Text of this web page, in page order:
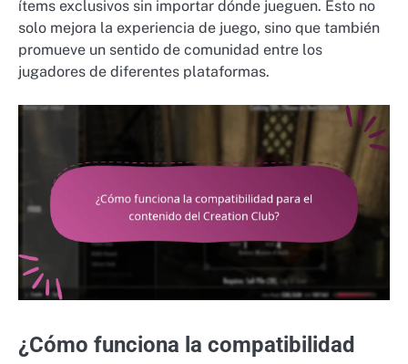
ítems exclusivos sin importar dónde jueguen. Esto no
solo mejora la experiencia de juego, sino que también
promueve un sentido de comunidad entre los
jugadores de diferentes plataformas.
¿Cómo funciona la compatibilidad